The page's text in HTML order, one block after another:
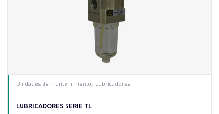
Unidades de mantenimiento, Lubricadores
LUBRICADORES SERIE TL